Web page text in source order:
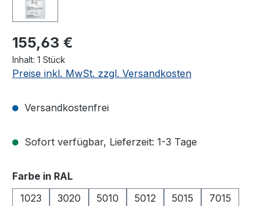
155,63 €
Inhalt: 1 Stück
Preise inkl. MwSt. zzgl. Versandkosten
Versandkostenfrei
Sofort verfügbar, Lieferzeit: 1-3 Tage
Farbe in RALauswählen
1023
3020 5010 5012 5015
7015